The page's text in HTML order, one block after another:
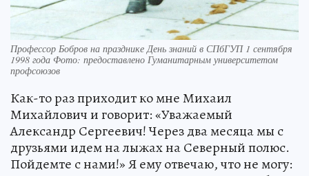
Профессор Бобров на празднике День знаний в СПбГУП 1 сентября
1998 года Фото: предоставлено Гуманитарным университетом
профсоюзов
Как-то раз приходит ко мне Михаил
Михайлович и говорит: «Уважаемый
Александр Сергеевич! Через два месяца мы с
друзьями идем на лыжах на Северный полюс.
Пойдемте с нами!» Я ему отвечаю, что не могу: